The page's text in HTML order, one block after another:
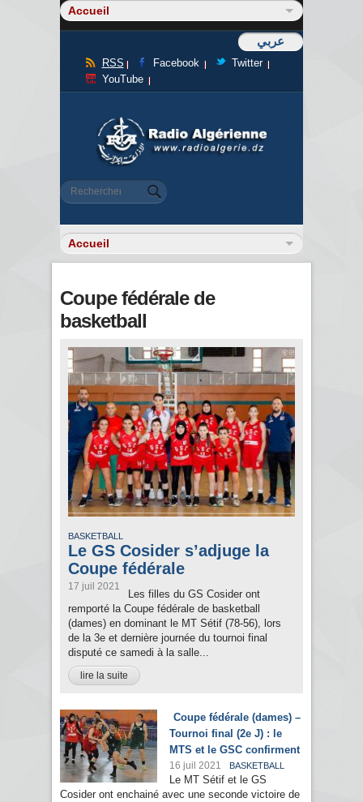
عربي
RSS Facebook
Twitter
YouTube
Formulaire de recherche
Rechercher
Coupe fédérale de
basketball
BASKETBALL
Le GS Cosider s’adjuge la
Coupe fédérale
17 juil 2021
Les filles du GS Cosider ont
remporté la Coupe fédérale de basketball
(dames) en dominant le MT Sétif (78-56), lors
de la 3e et dernière journée du tournoi final
disputé ce samedi à la salle...
lire la suite
Coupe fédérale (dames) –
Tournoi final (2e J) : le
MTS et le GSC confirment
16 juil 2021 BASKETBALL
Le MT Sétif et le GS
Cosider ont enchainé avec une seconde victoire de